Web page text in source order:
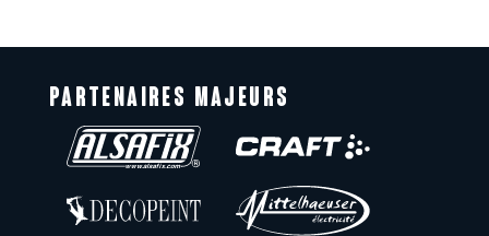
PARTENAIRES MAJEURS